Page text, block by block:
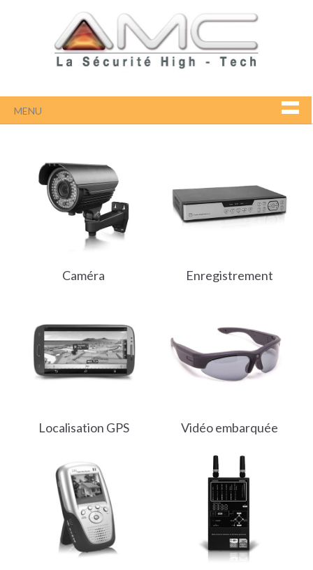
MENU
Caméra Enregistrement
Localisation GPS Vidéo embarquée